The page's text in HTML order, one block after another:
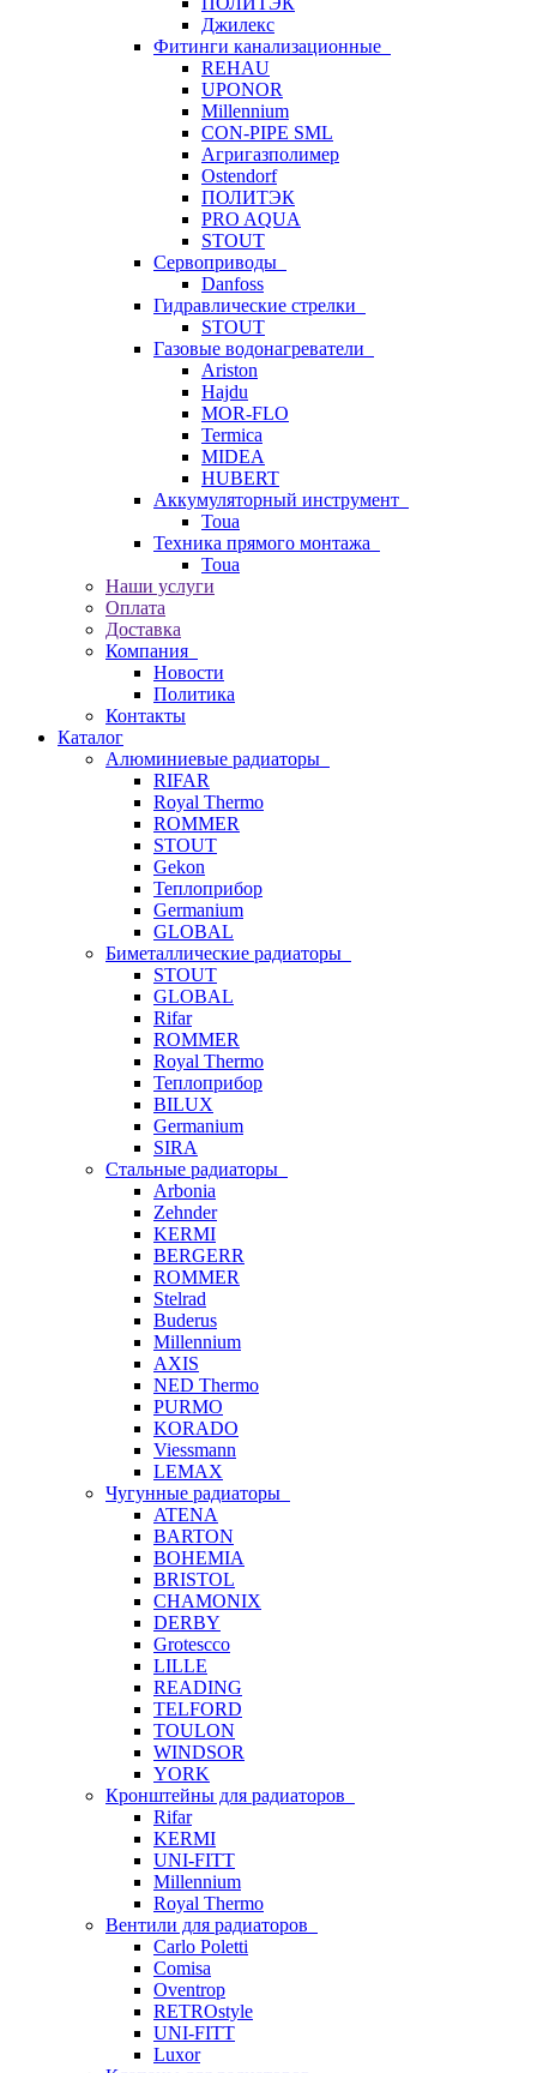
Джилекс
Фитинги канализационные
REHAU
UPONOR
Millennium
CON-PIPE SML
Агригазполимер
Ostendorf
ПОЛИТЭК
PRO AQUA
STOUT
Сервоприводы
Danfoss
Гидравлические стрелки
STOUT
Газовые водонагреватели
Ariston
Hajdu
MOR-FLO
Termica
MIDEA
HUBERT
Аккумуляторный инструмент
Toua
Техника прямого монтажа
Toua
Наши услуги
Оплата
Доставка
Компания
Новости
Политика
Контакты
Каталог
Алюминиевые радиаторы
RIFAR
Royal Thermo
ROMMER
STOUT
Gekon
Теплоприбор
Germanium
GLOBAL
Биметаллические радиаторы
STOUT
GLOBAL
Rifar
ROMMER
Royal Thermo
Теплоприбор
BILUX
Germanium
SIRA
Стальные радиаторы
Arbonia
Zehnder
KERMI
BERGERR
ROMMER
Stelrad
Buderus
Millennium
AXIS
NED Thermo
PURMO
KORADO
Viessmann
LEMAX
Чугунные радиаторы
ATENA
BARTON
BOHEMIA
BRISTOL
CHAMONIX
DERBY
Grotescco
LILLE
READING
TELFORD
TOULON
WINDSOR
YORK
Кронштейны для радиаторов
Rifar
KERMI
UNI-FITT
Millennium
Royal Thermo
Вентили для радиаторов
Carlo Poletti
Comisa
Oventrop
RETROstyle
UNI-FITT
Luxor